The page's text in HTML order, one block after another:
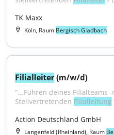
TK Maxx
Köln, Raum Bergisch Gladbach
Filialleiter (m/w/d)
"...Führen deines Filialteams
Stellvertretenden Filialleitung
Action Deutschland GmbH
Langenfeld (Rheinland), Raum